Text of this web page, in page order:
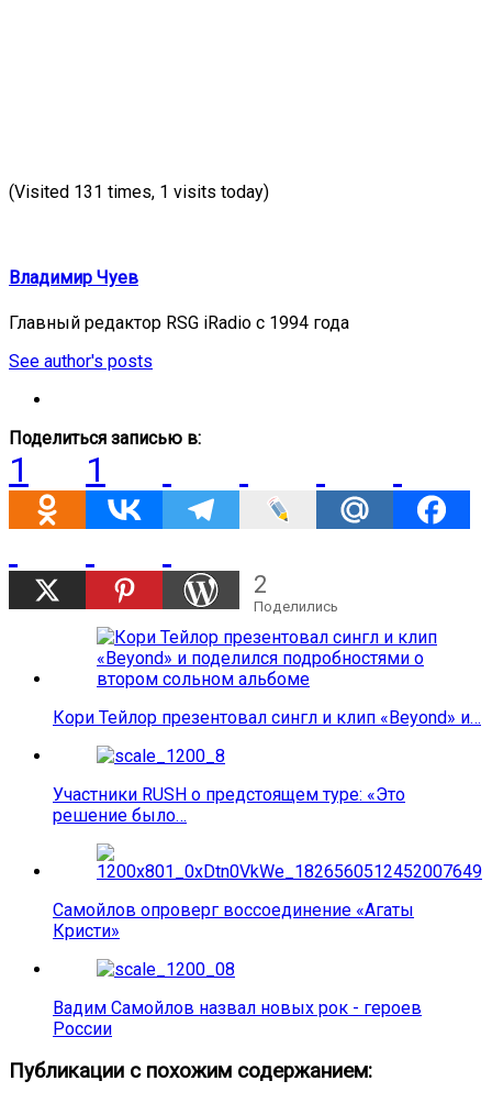
(Visited 131 times, 1 visits today)
Владимир Чуев
Главный редактор RSG iRadio с 1994 года
See author's posts
Поделиться записью в:
1 1
2
Поделились
Кори Тейлор презентовал сингл и клип «Beyond» и…
Участники RUSH о предстоящем туре: «Это
решение было…
Самойлов опроверг воссоединение «Агаты
Кристи»
Вадим Самойлов назвал новых рок - героев
России
Публикации с похожим содержанием: